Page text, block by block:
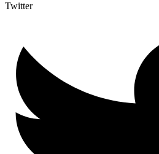
Twitter